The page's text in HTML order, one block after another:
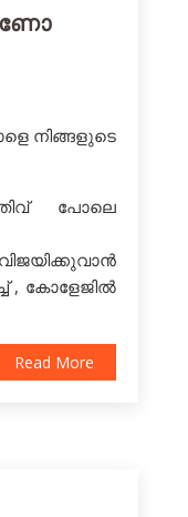
നിങ്ങളുടെ
പോലെ
, കോളേജില്‍
Read More